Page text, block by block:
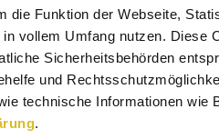
die Funktion der Webseite,
vollem Umfang nutzen.
Sicherheitsbehörden
und
technische Informationen wie
.